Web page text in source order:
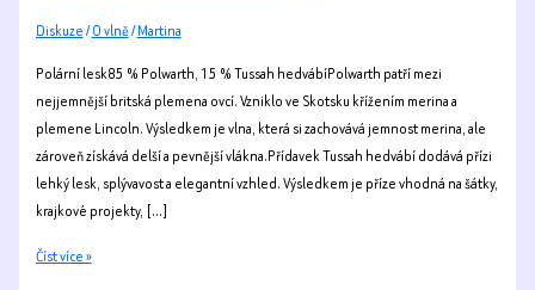
Diskuze/O vlně/Martina
Polární lesk85 % Polwarth, 15 % Tussah hedvábíPolwarth patří mezi
nejjemnější britská plemena ovcí. Vzniklo ve Skotsku křížením merina a
plemene Lincoln. Výsledkem je vlna, která si zachovává jemnost merina, ale
zároveň získává delší a pevnější vlákna.Přídavek Tussah hedvábí dodává přízi
lehký lesk, splývavost a elegantní vzhled. Výsledkem je příze vhodná na šátky,
krajkové projekty, […]
Za
Číst více »